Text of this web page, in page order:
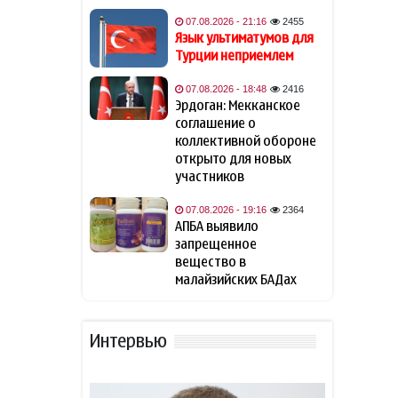
13:06
Зеленский встретился с
Вучичем
12:48
Премьер-министр Армении
Никол Пашинян позвонил
Президенту Азербайджана
Ильхаму Алиеву
Еще три дрона сбили на
подлете к Москве
12:29
Эми Карлон: Маршрут TRIPP
должен обеспечить
Азербайджану
беспрепятственный доступ
к Нахчывану
поддержку долгосрочного
07.08.2026 - 21:16 2455
Язык ультиматумов для
Турции неприемлем
07.08.2026 - 18:48 2416
Эрдоган: Мекканское
соглашение о
коллективной обороне
открыто для новых
участников
07.08.2026 - 19:16 2364
АПБА выявило
запрещенное
вещество в
малайзийских БАДах
Интервью